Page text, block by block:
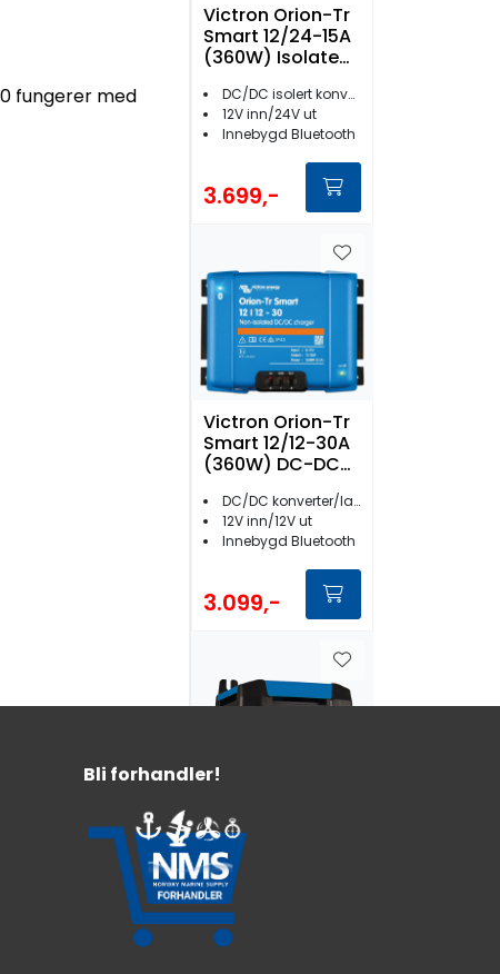
fungerer med
Victron Orion-Tr
Smart 12/24-15A
(360W) Isolated
DC/DC isolert konverter/lader
12V inn/24V ut
Innebygd Bluetooth
3.699,-
Victron Orion-Tr
Smart 12/12-30A
(360W) DC-DC
DC/DC konverter/lader
12V inn/12V ut
Innebygd Bluetooth
3.099,-
Bli forhandler!